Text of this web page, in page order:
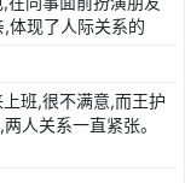
体现了人际关系的
班,很不满意,而王护
人关系一直紧张。